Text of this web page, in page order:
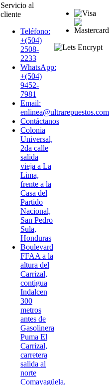
Servicio al
cliente
Teléfono:
+(504)
2508-
2233
WhatsApp:
+(504)
9452-
7981
Email:
enlinea@ultrarepuestos.com
Contáctanos
Colonia
Universal,
2da calle
salida
vieja a La
Lima,
frente a la
Casa del
Partido
Nacional,
San Pedro
Sula,
Honduras
Boulevard
FFAA a la
altura del
Carrizal,
contigua
Indalcen
300
metros
antes de
Gasolinera
Puma El
Carrizal,
carretera
salida al
norte
Comayagüela,